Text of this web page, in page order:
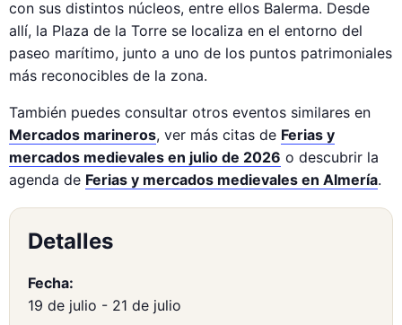
con sus distintos núcleos, entre ellos Balerma. Desde
allí, la Plaza de la Torre se localiza en el entorno del
paseo marítimo, junto a uno de los puntos patrimoniales
más reconocibles de la zona.
También puedes consultar otros eventos similares en
Mercados marineros, ver más citas de Ferias y
mercados medievales en julio de 2026 o descubrir la
agenda de Ferias y mercados medievales en Almería.
Detalles
Fecha:
19 de julio - 21 de julio